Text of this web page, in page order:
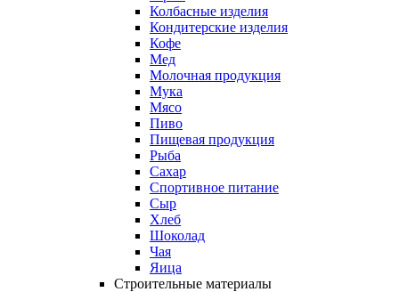
Колбасные изделия
Кондитерские изделия
Кофе
Мед
Молочная продукция
Мука
Мясо
Пиво
Пищевая продукция
Рыба
Сахар
Спортивное питание
Сыр
Хлеб
Шоколад
Чая
Яица
Строительные материалы